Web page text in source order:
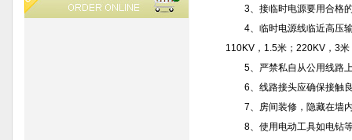
3、接临时电源要用合格的
4、临时电源线临近高压输
110KV，1.5米；220KV，3
5、严禁私自从公用线路
6、线路接头应确保接触良
7、房间装修，隐藏在墙内
8、使用电动工具如电钻等